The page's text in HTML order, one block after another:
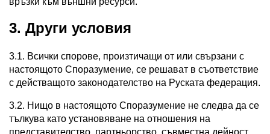
3. Други условия
3.1. Всички спорове, произтичащи от или свързани с
настоящото Споразумение, се решават в съответствие
с действащото законодателство на Руската федерация.
3.2. Нищо в настоящото Споразумение не следва да се
тълкува като установяване на отношения на
представителство, партньорство, съвместна дейност,